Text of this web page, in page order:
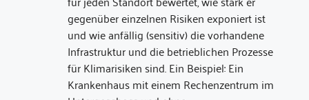
gegenüber einzelnen Risiken exponiert ist
und wie anfällig (sensitiv) die vorhandene
Infrastruktur und die betrieblichen Prozesse
für Klimarisiken sind. Ein Beispiel: Ein
Krankenhaus mit einem Rechenzentrum im